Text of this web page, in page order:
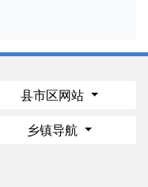
县市区网站
乡镇导航